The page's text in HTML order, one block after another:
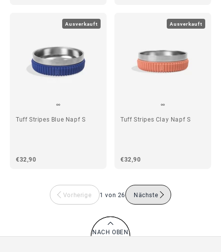
Ausverkauft
Tuff Stripes Blue Napf S
€32,90
Ausverkauft
Tuff Stripes Clay Napf S
€32,90
Vorherige 1 von 26 Nächste
NACH OBEN